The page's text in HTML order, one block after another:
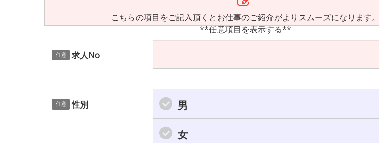
こちらの項目をご記入頂くとお仕事のご紹介がよりスムーズになります。
**任意項目を表示する**
任意 求人No
任意 性別 男
女